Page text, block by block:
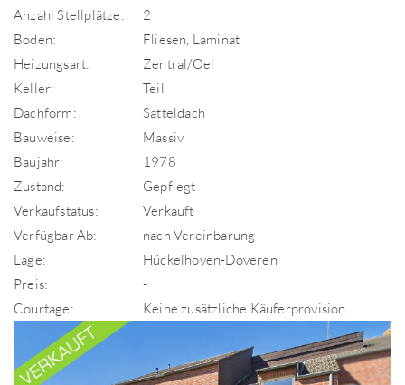
Anzahl Stellplätze:
2
Boden:
Fliesen, Laminat
Heizungsart:
Zentral/Oel
Keller:
Teil
Dachform:
Satteldach
Bauweise:
Massiv
Baujahr:
1978
Zustand:
Gepflegt
Verkaufstatus:
Verkauft
Verfügbar Ab:
nach Vereinbarung
Lage:
Hückelhoven-Doveren
Preis:
-
Courtage:
Keine zusätzliche Käuferprovision.